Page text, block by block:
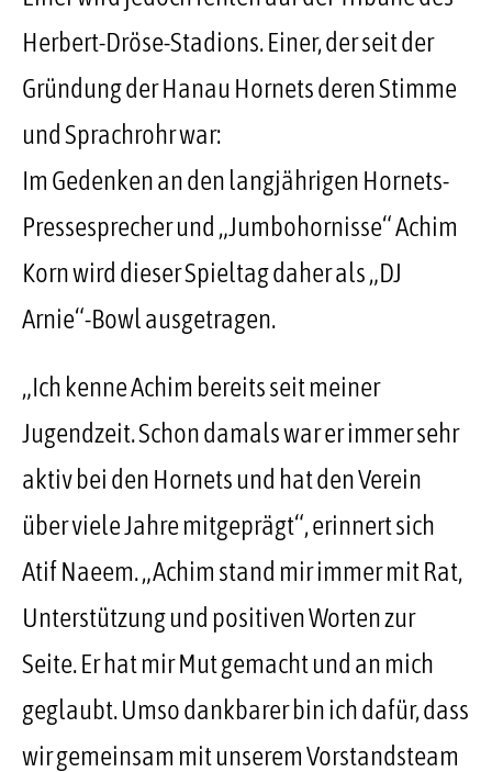
Herbert-Dröse-Stadions. Einer, der seit der
Gründung der Hanau Hornets deren Stimme
und Sprachrohr war:
Im Gedenken an den langjährigen Hornets-
Pressesprecher und „Jumbohornisse“ Achim
Korn wird dieser Spieltag daher als „DJ
Arnie“-Bowl ausgetragen.
„Ich kenne Achim bereits seit meiner
Jugendzeit. Schon damals war er immer sehr
aktiv bei den Hornets und hat den Verein
über viele Jahre mitgeprägt“, erinnert sich
Atif Naeem. „Achim stand mir immer mit Rat,
Unterstützung und positiven Worten zur
Seite. Er hat mir Mut gemacht und an mich
geglaubt. Umso dankbarer bin ich dafür, dass
wir gemeinsam mit unserem Vorstandsteam